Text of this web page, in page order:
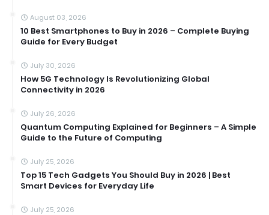
August 03, 2026
10 Best Smartphones to Buy in 2026 – Complete Buying
Guide for Every Budget
July 30, 2026
How 5G Technology Is Revolutionizing Global
Connectivity in 2026
July 26, 2026
Quantum Computing Explained for Beginners – A Simple
Guide to the Future of Computing
July 25, 2026
Top 15 Tech Gadgets You Should Buy in 2026 | Best
Smart Devices for Everyday Life
July 25, 2026